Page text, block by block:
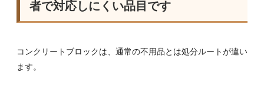
者で対応しにくい品目です
コンクリートブロックは、通常の不用品とは処分ルートが違い
ます。